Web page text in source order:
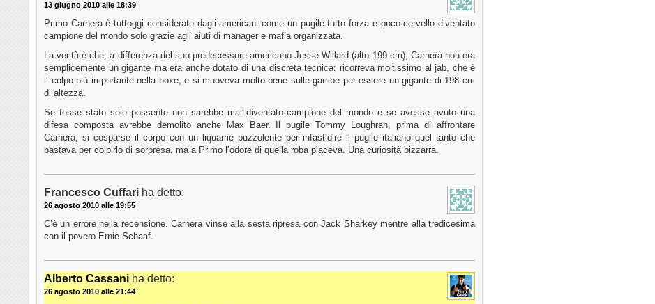
13 giugno 2010 alle 18:39
Primo Carnera è tuttoggi considerato dagli americani come un pugile tutto forza e poco cervello diventato
campione del mondo solo grazie agli aiuti di manager e mafia organizzata.
La verità è che, a differenza del suo predecessore americano Jesse Willard (alto 199 cm), Carnera non era
semplicemente un gigante ma era anche dotato di una discreta tecnica: ricorreva moltissimo al jab, che è
il colpo più importante nella boxe, e si muoveva molto bene sulle gambe per essere un gigante di 198 cm
di altezza.
Se fosse stato solo possente non sarebbe mai diventato campione del mondo e se avesse avuto una
difesa composta avrebbe demolito anche Max Baer. Il pugile Tommy Loughran, prima di affrontare
Carnera, si cosparse il corpo con un liquame puzzolente per infastidire il pugile italiano quel tanto che
bastava per colpirlo di sorpresa, ma a Primo l’odore di quella roba piaceva. Una curiosità bizzarra.
Francesco Cuffari ha detto:
26 agosto 2010 alle 19:55
C’è un errore nella recensione. Carnera vinse alla sesta ripresa con Jack Sharkey mentre alla tredicesima
con il povero Ernie Schaaf.
Alberto Cassani ha detto:
26 agosto 2010 alle 21:44